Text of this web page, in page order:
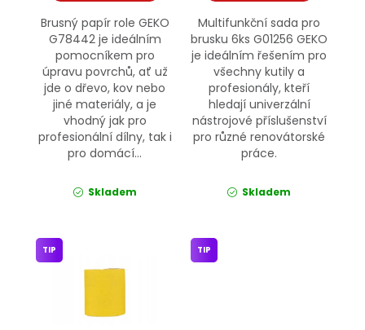
Brusný papír role GEKO
G78442 je ideálním
pomocníkem pro
úpravu povrchů, ať už
jde o dřevo, kov nebo
jiné materiály, a je
vhodný jak pro
profesionální dílny, tak i
pro domácí...
Skladem
Multifunkční sada pro
brusku 6ks G01256 GEKO
je ideálním řešením pro
všechny kutily a
profesionály, kteří
hledají univerzální
nástrojové příslušenství
pro různé renovátorské
práce.
Skladem
TIP TIP